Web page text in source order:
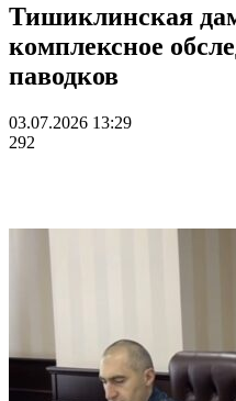
Тишиклинская
комплексное
паводков
03.07.2026 13:29
292